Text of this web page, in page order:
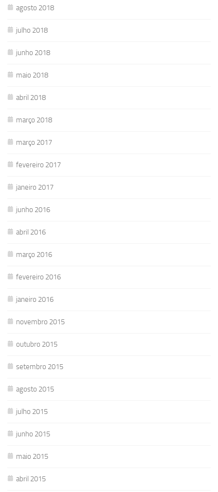
agosto 2018
julho 2018
junho 2018
maio 2018
abril 2018
março 2018
março 2017
fevereiro 2017
janeiro 2017
junho 2016
abril 2016
março 2016
fevereiro 2016
janeiro 2016
novembro 2015
outubro 2015
setembro 2015
agosto 2015
julho 2015
junho 2015
maio 2015
abril 2015